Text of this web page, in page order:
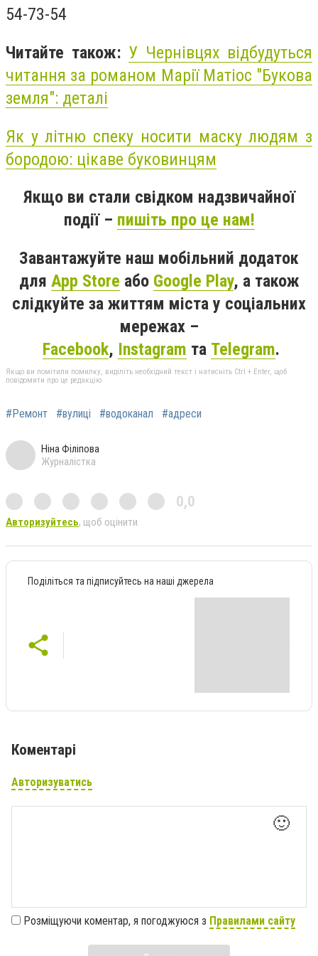
54-73-54
Читайте також: У Чернівцях відбудуться
читання за романом Марії Матіос "Букова
земля": деталі
Як у літню спеку носити маску людям з
бородою: цікаве буковинцям
Якщо ви стали свідком надзвичайної
події – пишіть про це нам!
Завантажуйте наш мобільний додаток
для App Store або Google Play, а також
слідкуйте за життям міста у соціальних
мережах –
Facebook, Instagram та Telegram.
Якщо ви помітили помилку, виділіть необхідний текст і натисніть Ctrl + Enter, щоб
повідомити про це редакцію
#Ремонт #вулиці #водоканал #адреси
Ніна Філіпова
Журналістка
0,0
Авторизуйтесь, щоб оцінити
Поділіться та підписуйтесь на наші джерела
Коментарі
Авторизуватись
🙂
Розміщуючи коментар, я погоджуюся з Правилами сайту